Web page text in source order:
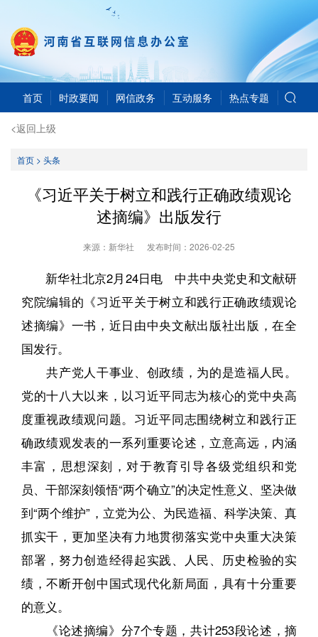
首页 时政要闻 网信政务 互动服务 热点专题
<返回上级
首页> 头条
《习近平关于树立和践行正确政绩观论
述摘编》出版发行
来源：新华社 发布时间： 2026-02-25
新华社北京2月24日电 中共中央党史和文献研
究院编辑的《习近平关于树立和践行正确政绩观论
述摘编》一书，近日由中央文献出版社出版，在全
国发行。
共产党人干事业、创政绩，为的是造福人民。
党的十八大以来，以习近平同志为核心的党中央高
度重视政绩观问题。习近平同志围绕树立和践行正
确政绩观发表的一系列重要论述，立意高远，内涵
丰富，思想深刻，对于教育引导各级党组织和党
员、干部深刻领悟“两个确立”的决定性意义、坚决做
到“两个维护”，立党为公、为民造福、科学决策、真
抓实干，更加坚决有力地贯彻落实党中央重大决策
部署，努力创造经得起实践、人民、历史检验的实
绩，不断开创中国式现代化新局面，具有十分重要
的意义。
《论述摘编》分7个专题，共计253段论述，摘